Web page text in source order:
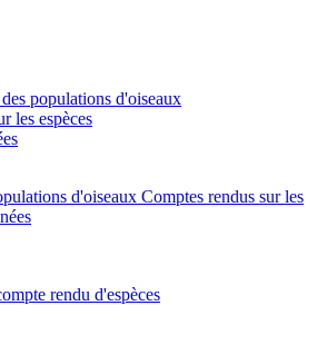
populations d'oiseaux
les espèces
d'oiseaux Comptes rendus sur les
rendu d'espèces